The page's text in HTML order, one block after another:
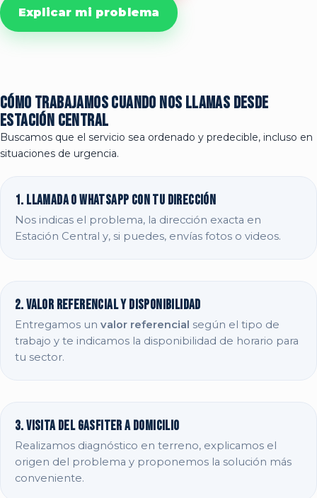
Explicar mi problema
Cómo trabajamos cuando nos llamas desde
Estación Central
Buscamos que el servicio sea ordenado y predecible, incluso en
situaciones de urgencia.
1. Llamada o WhatsApp con tu dirección
Nos indicas el problema, la dirección exacta en
Estación Central y, si puedes, envías fotos o videos.
2. Valor referencial y disponibilidad
Entregamos un valor referencial según el tipo de
trabajo y te indicamos la disponibilidad de horario para
tu sector.
3. Visita del gasfiter a domicilio
Realizamos diagnóstico en terreno, explicamos el
origen del problema y proponemos la solución más
conveniente.